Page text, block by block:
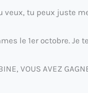
veux, tu peux juste
le 1er octobre. Je
VOUS AVEZ